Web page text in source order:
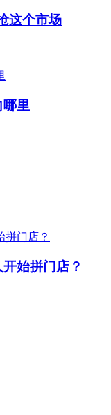
这个市场
里
始拼门店？